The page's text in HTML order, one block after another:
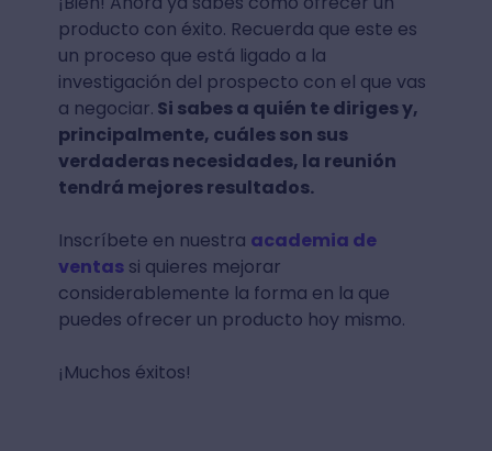
producto con éxito. Recuerda que este es
un proceso que está ligado a la
investigación del prospecto con el que vas
a negociar. Si sabes a quién te diriges y,
principalmente, cuáles son sus
verdaderas necesidades, la reunión
tendrá mejores resultados.
Inscríbete en nuestra academia de
ventassi quieres mejorar
considerablemente la forma en la que
puedes ofrecer un producto hoy mismo.
¡Muchos éxitos!